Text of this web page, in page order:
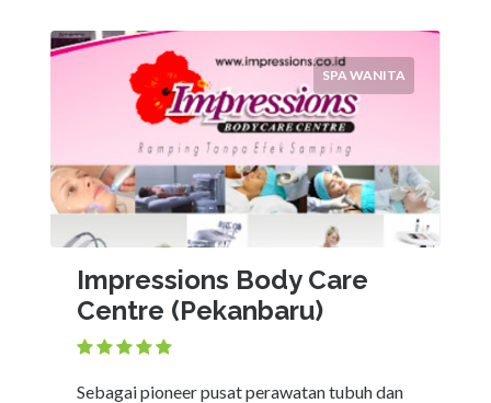
SPA WANITA
Impressions Body Care
Centre (Pekanbaru)
Sebagai pioneer pusat perawatan tubuh dan